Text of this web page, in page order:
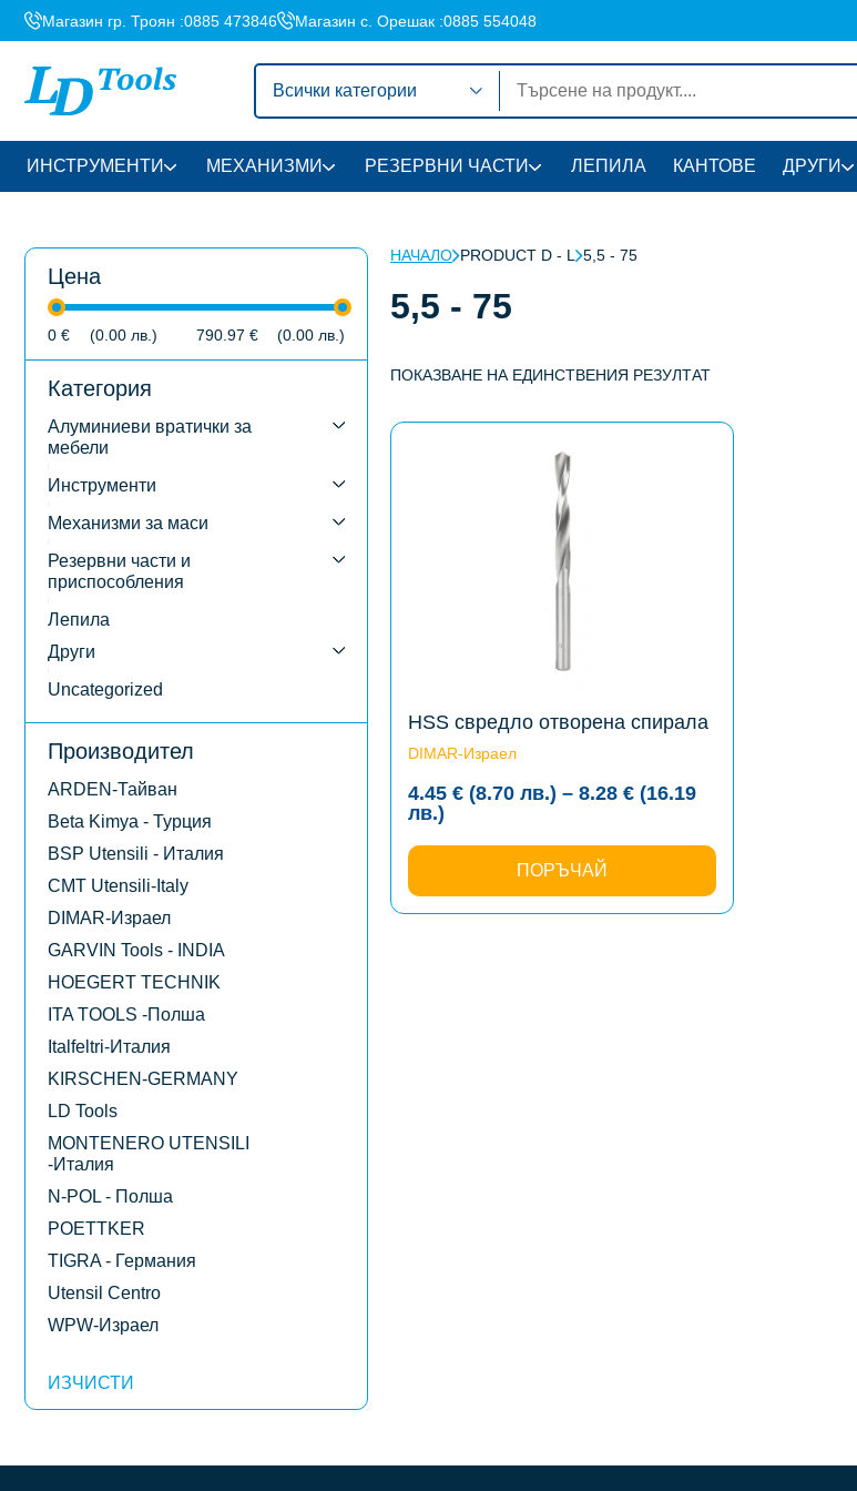
Магазин гр. Троян :0885 473846 Магазин с. Орешак :0885 554048
Всички категории
ИНСТРУМЕНТИ МЕХАНИЗМИ РЕЗЕРВНИ ЧАСТИ ЛЕПИЛА КАНТОВЕ ДРУГИ
НАЧАЛО PRODUCT D - L 5,5 - 75
5,5 - 75
ПОКАЗВАНЕ НА ЕДИНСТВЕНИЯ РЕЗУЛТАТ
HSS свредло отворена спирала
DIMAR-Израел
4.45 € (8.70 лв.) – 8.28 € (16.19
лв.)
4.45 €
лв.)
through
ПОРЪЧАЙ
Цена
0 € (0.00 лв. ) 790.97 € (0.00 лв. )
Категория
Алуминиеви вратички за
мебели
Инструменти
Механизми за маси
Резервни части и
приспособления
Лепила
Други
Uncategorized
Производител
ARDEN-Тайван
Beta Kimya - Турция
BSP Utensili - Италия
CMT Utensili-Italy
DIMAR-Израел
GARVIN Tools - INDIA
HOEGERT TECHNIK
ITA TOOLS -Полша
Italfeltri-Италия
KIRSCHEN-GERMANY
LD Tools
MONTENERO UTENSILI
-Италия
N-POL - Полша
POETTKER
TIGRA - Германия
Utensil Centro
WPW-Израел